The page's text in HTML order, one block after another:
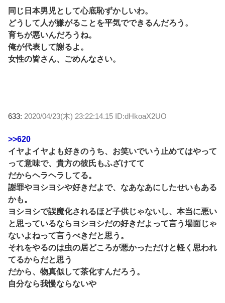
同じ日本男児として心底恥ずかしいわ。
どうして人が嫌がることを平気でできるんだろう。
育ちが悪いんだろうね。
俺が代表して謝るよ。
女性の皆さん、ごめんなさい。
633: 2020/04/23(木) 23:22:14.15 ID:dHkoaX2UO
>>620
イヤよイヤよも好きのうち、お笑いでいう止めてはやって
って意味で、貴方の彼氏もふざけてて
だからヘラヘラしてる。
謝罪やヨシヨシや好きだよで、なあなあにしたせいもある
かも。
ヨシヨシで誤魔化されるほど子供じゃないし、本当に悪い
と思っているならヨシヨシだの好きだよって言う場面じゃ
ないよねって言うべきだと思う。
それをやるのは虫の居どころが悪かっただけと軽く思われ
てるからだと思う
だから、物真似して茶化すんだろう。
自分なら我慢ならないや